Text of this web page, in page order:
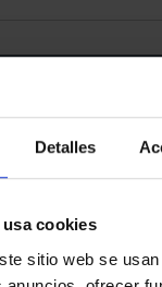
Detalles
cookies
sitio web se